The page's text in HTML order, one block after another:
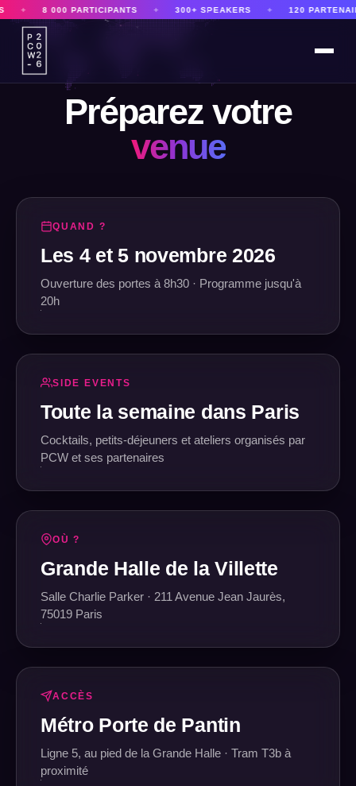
8 000 PARTICIPANTS 300+ SPEAKERS 120
Préparez votre
venue
QUAND ?
Les 4 et 5 novembre 2026
Ouverture des portes à 8h30 · Programme jusqu'à
20h
SIDE EVENTS
Toute la semaine dans Paris
Cocktails, petits-déjeuners et ateliers organisés par
PCW et ses partenaires
OÙ ?
Grande Halle de la Villette
Salle Charlie Parker · 211 Avenue Jean Jaurès,
75019 Paris
ACCÈS
Métro Porte de Pantin
Ligne 5, au pied de la Grande Halle · Tram T3b à
proximité